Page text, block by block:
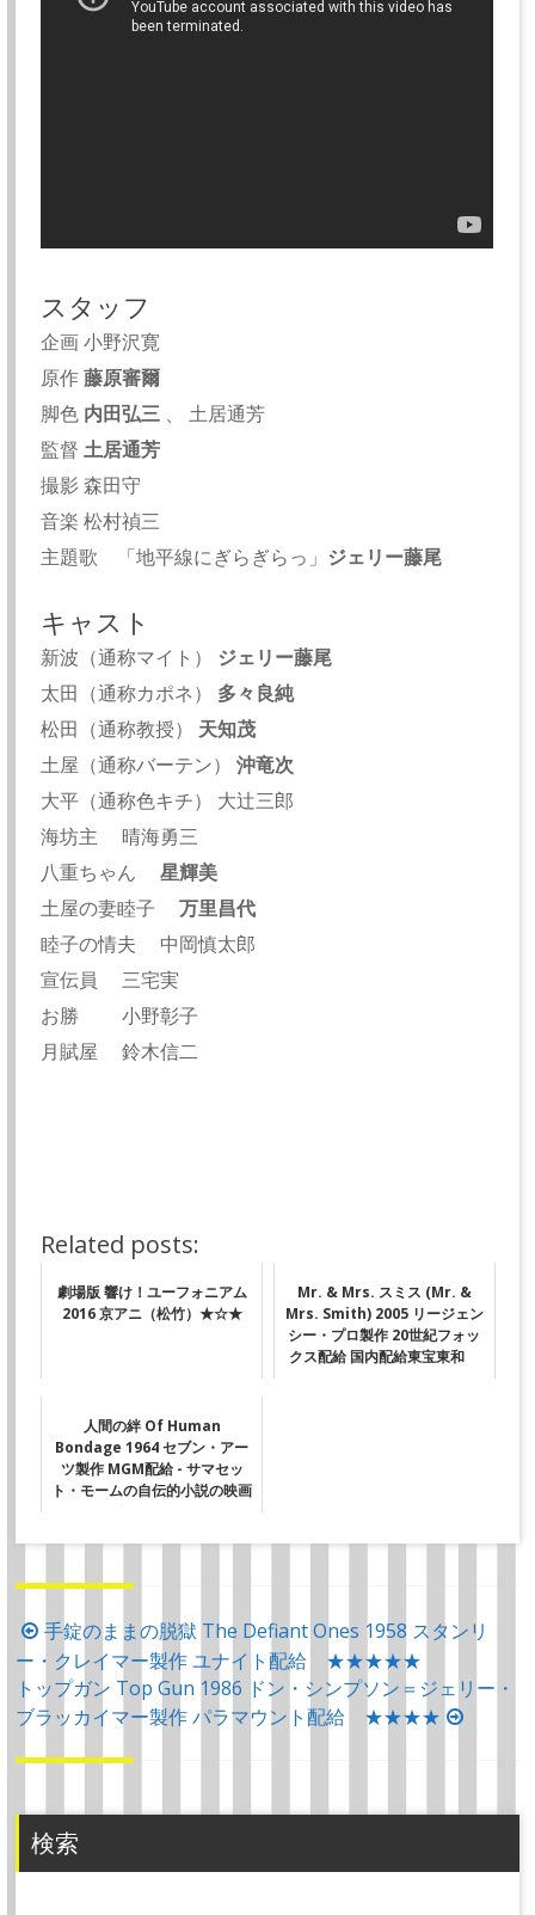
スタッフ
企画 小野沢寛
原作藤原審爾
脚色 内田弘三 、 土居通芳
監督土居通芳
撮影 森田守
音楽 松村禎三
主題歌 「地平線にぎらぎらっ」 ジェリー藤尾
キャスト
新波（通称マイト） ジェリー藤尾
太田（通称カポネ） 多々良純
松田（通称教授） 天知茂
土屋（通称バーテン）沖竜次
大平（通称色キチ） 大辻三郎
海坊主 晴海勇三
八重ちゃん星輝美
土屋の妻睦子万里昌代
睦子の情夫 中岡慎太郎
宣伝員 三宅実
お勝 小野彰子
月賦屋 鈴木信二
Related posts:
劇場版 響け！ユーフォニアム
2016 京アニ（松竹）★☆★
Mr. & Mrs. スミス (Mr. &
Mrs. Smith) 2005 リージェン
シー・プロ製作 20世紀フォッ
クス配給 国内配給東宝東和
人間の絆 Of Human
Bondage 1964 セブン・アー
ツ製作 MGM配給 - サマセッ
ト・モームの自伝的小説の映画
投
稿
ナ
ビ
ゲ
シ
ョ
手錠のままの脱獄 The Defiant Ones 1958 スタンリ
ー・クレイマー製作 ユナイト配給 ★★★★★
トップガン Top Gun 1986 ドン・シンプソン＝ジェリー・
ブラッカイマー製作 パラマウント配給 ★★★★
検索